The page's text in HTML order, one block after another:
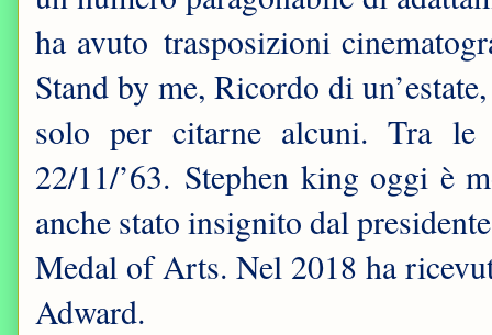
ha avuto trasposizioni
Stand by me, Ricordo di
solo per citarne alcuni. Tra le
22/11/’63. Stephen king oggi è
anche stato insignito dal
Medal of Arts. Nel 2018 ha
Adward.